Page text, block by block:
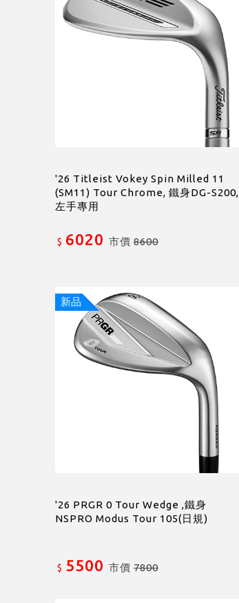
'26 Titleist Vokey Spin Milled 11
(SM11) Tour Chrome, 鐵身DG-S200,
左手專用
$ 6020 市價8600
新品
'26 PRGR 0 Tour Wedge ,鐵身
NSPRO Modus Tour 105(日規)
$ 5500 市價7800